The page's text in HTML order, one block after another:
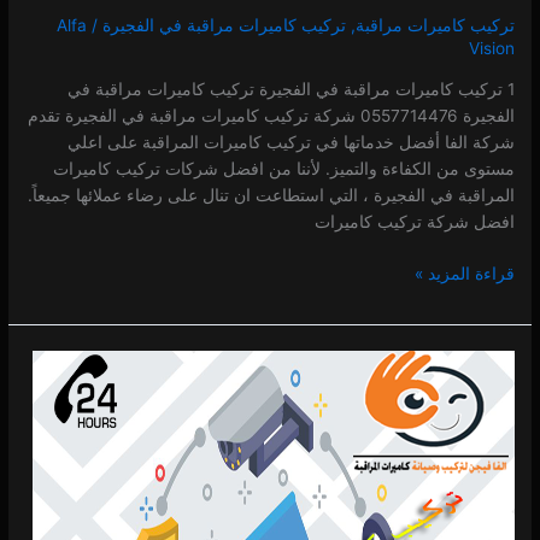
تركيب كاميرات مراقبة,تركيب كاميرات مراقبة في الفجيرة /
Alfa
Vision
1 تركيب كاميرات مراقبة في الفجيرة تركيب كاميرات مراقبة في
الفجيرة 0557714476 شركة تركيب كاميرات مراقبة في الفجيرة تقدم
شركة الفا أفضل خدماتها في تركيب كاميرات المراقبة على اعلي
مستوى من الكفاءة والتميز. لأننا من افضل شركات تركيب كاميرات
المراقبة في الفجيرة ، التي استطاعت ان تنال على رضاء عملائها جميعاً.
افضل شركة تركيب كاميرات
قراءة المزيد »
شركات
تركيب
كاميرات
مراقبة
في
الفجيرة